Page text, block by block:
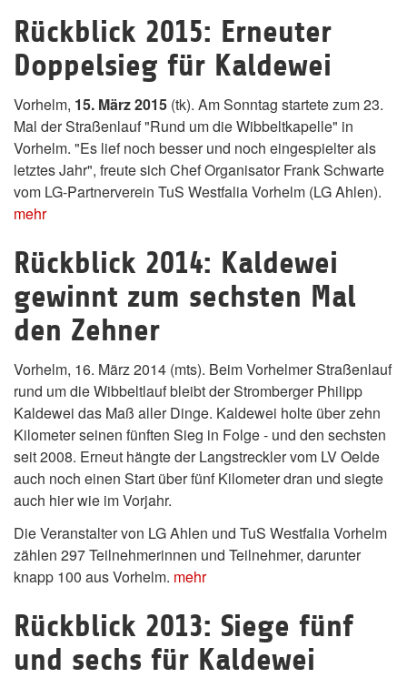
Rückblick 2015: Erneuter
Doppelsieg für Kaldewei
Vorhelm, 15. März 2015 (tk). Am Sonntag startete zum 23.
Mal der Straßenlauf "Rund um die Wibbeltkapelle" in
Vorhelm. "Es lief noch besser und noch eingespielter als
letztes Jahr", freute sich Chef Organisator Frank Schwarte
vom LG-Partnerverein TuS Westfalia Vorhelm (LG Ahlen).
mehr
Rückblick 2014: Kaldewei
gewinnt zum sechsten Mal
den Zehner
Vorhelm, 16. März 2014 (mts). Beim Vorhelmer Straßenlauf
rund um die Wibbeltlauf bleibt der Stromberger Philipp
Kaldewei das Maß aller Dinge. Kaldewei holte über zehn
Kilometer seinen fünften Sieg in Folge - und den sechsten
seit 2008. Erneut hängte der Langstreckler vom LV Oelde
auch noch einen Start über fünf Kilometer dran und siegte
auch hier wie im Vorjahr.
Die Veranstalter von LG Ahlen und TuS Westfalia Vorhelm
zählen 297 Teilnehmerinnen und Teilnehmer, darunter
knapp 100 aus Vorhelm. mehr
Rückblick 2013: Siege fünf
und sechs für Kaldewei